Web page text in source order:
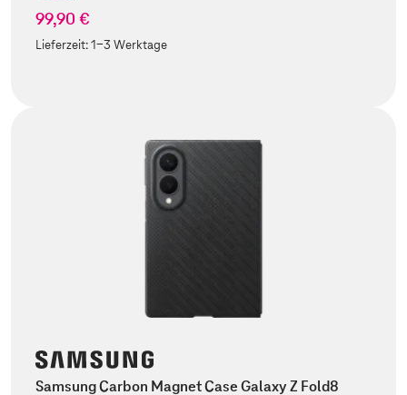
99,90 €
Lieferzeit:1-3 Werktage
Samsung Carbon Magnet Case Galaxy Z Fold8